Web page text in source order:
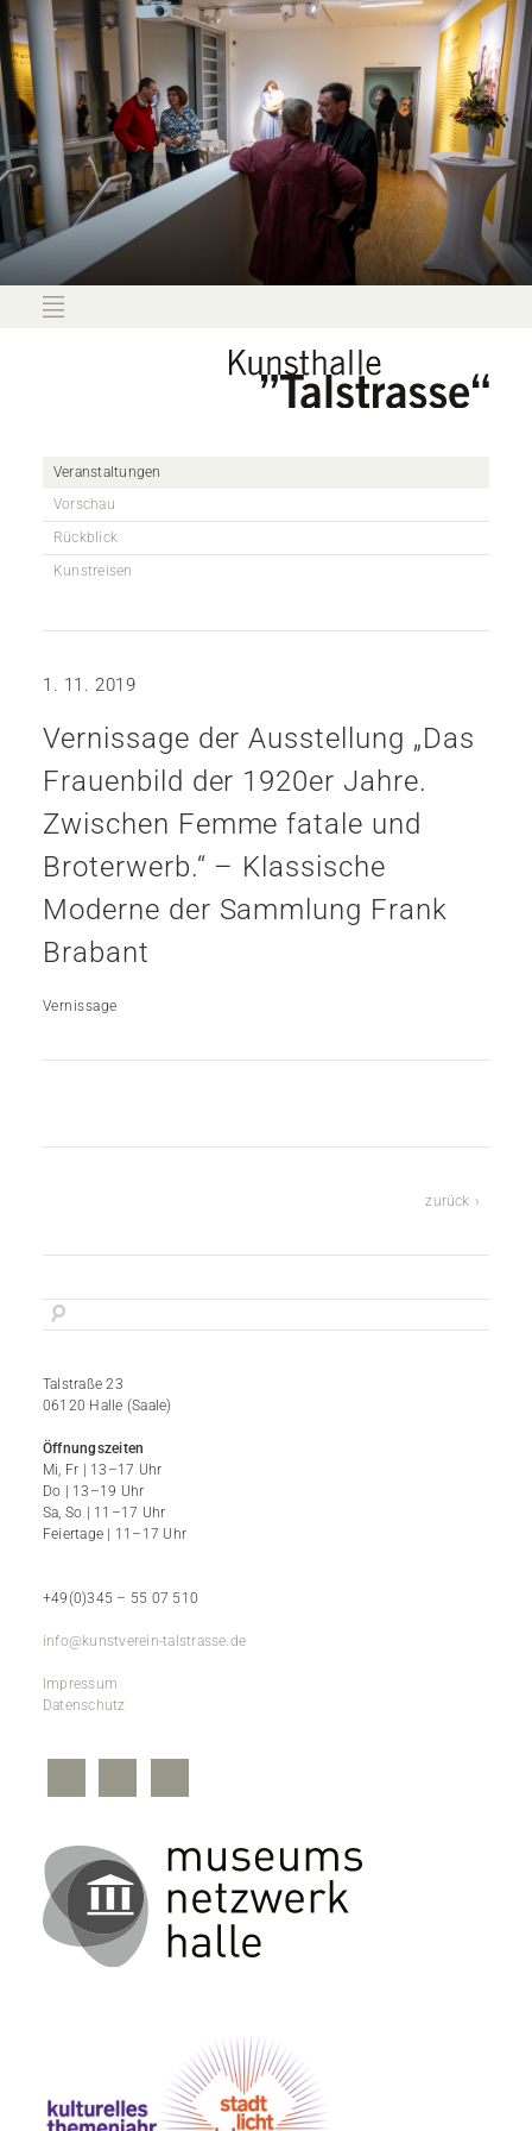
Veranstaltungen
Vorschau
Rückblick
Kunstreisen
1. 11. 2019
Vernissage der Ausstellung „Das
Frauenbild der 1920er Jahre.
Zwischen Femme fatale und
Broterwerb.“ – Klassische
Moderne der Sammlung Frank
Brabant
Vernissage
zurück
Talstraße 23
06120 Halle (Saale)
Öffnungszeiten
Mi, Fr | 13–17 Uhr
Do | 13–19 Uhr
Sa, So | 11–17 Uhr
Feiertage | 11–17 Uhr
+49(0)345 – 55 07 510
info@kunstverein-talstrasse.de
Impressum
Datenschutz